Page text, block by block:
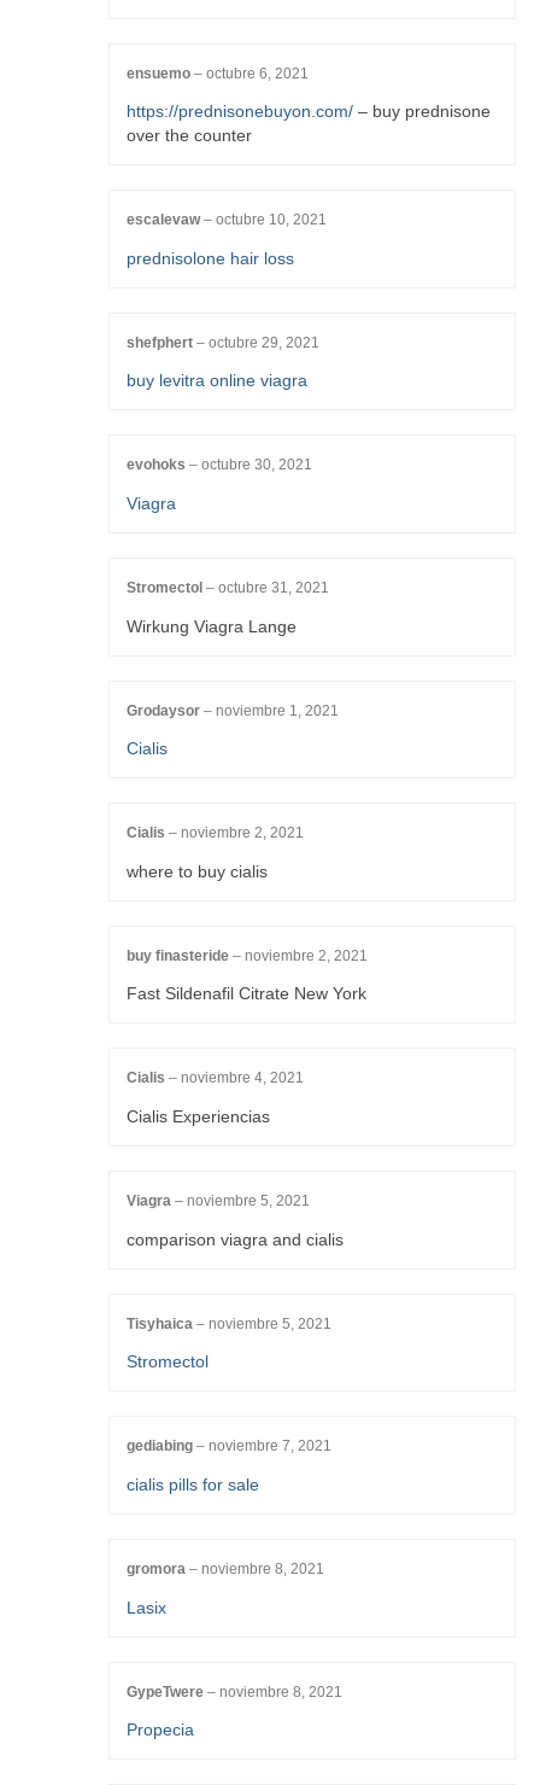
ensuemo – octubre 6, 2021
https://prednisonebuyon.com/ – buy prednisone
over the counter
escalevaw– octubre 10, 2021
prednisolone hair loss
shefphert – octubre 29, 2021
buy levitra online viagra
evohoks – octubre 30, 2021
Viagra
Stromectol – octubre 31, 2021
Wirkung Viagra Lange
Grodaysor – noviembre 1, 2021
Cialis
Cialis – noviembre 2, 2021
where to buy cialis
buy finasteride – noviembre 2, 2021
Fast Sildenafil Citrate New York
Cialis – noviembre 4, 2021
Cialis Experiencias
Viagra – noviembre 5, 2021
comparison viagra and cialis
Tisyhaica – noviembre 5, 2021
Stromectol
gediabing – noviembre 7, 2021
cialis pills for sale
gromora – noviembre 8, 2021
Lasix
GypeTwere – noviembre 8, 2021
Propecia